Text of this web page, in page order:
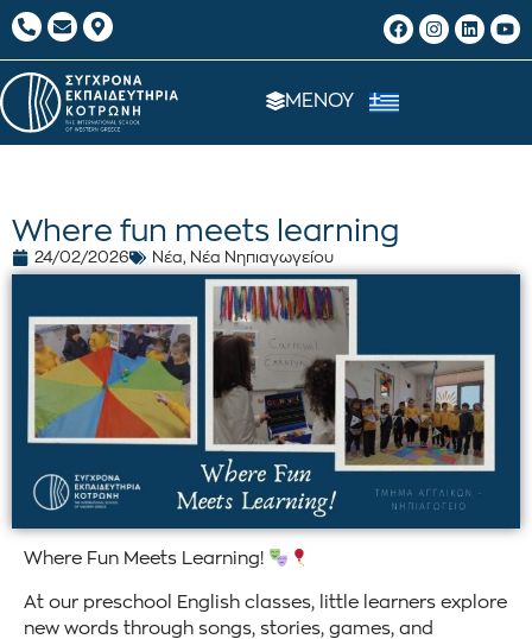
ΜΕΝΟΥ
Where fun meets learning
24/02/2026 Νέα, Νέα Νηπιαγωγείου
Where Fun Meets Learning!
At our preschool English classes, little learners explore
new words through songs, stories, games, and